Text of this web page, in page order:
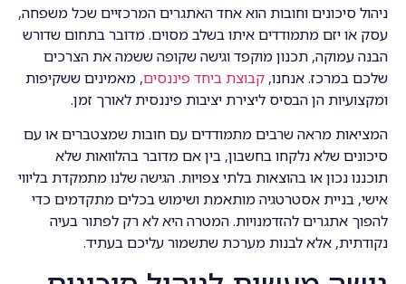
ניהול סיכונים וחובות הוא אחד האתגרים המרכזיים שכל משפחה,
עסק או יזם מתמודדים איתו בשלב מסוים. מדובר בתחום שדורש
הבנה עמוקה, תכנון מוקפד וגישה שקופה ששמה את הצרכים
שלכם במרכז. אנחנו, קבוצת ביחד פיננסים, מאמינים ששקיפות
ומקצועיות הן הבסיס ליצירת יציבות פיננסית לאורך זמן.
המציאות מראה שרבים מתמודדים עם חובות שמצטברים או עם
סיכונים שלא נלקחו בחשבון, בין אם מדובר בהלוואות שלא
תוכננו נכון או בהוצאות בלתי צפויות. הגישה שלנו מתמקדת בליווי
אישי, בניית אסטרטגיה מותאמת ושימוש בכלים מתקדמים כדי
להפוך אתגרים להזדמנויות. המטרה היא לא רק לפתור בעיה
נקודתית, אלא לבנות מערכת שתשמור עליכם בעתיד.